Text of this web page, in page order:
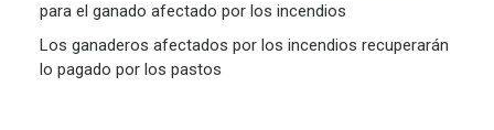
para el ganado afectado por los incendios
Los ganaderos afectados por los incendios recuperarán
lo pagado por los pastos